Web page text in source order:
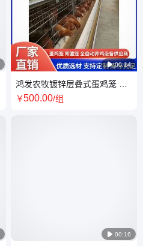
 00:14
鸿发农牧镀锌层叠式蛋鸡笼 加
粗防锈多层自动化养鸡设备定
￥500.00/组
 00:16